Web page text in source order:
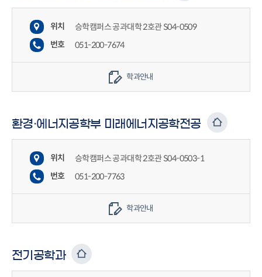
위치
승학캠퍼스 공과대학 2호관 S04-0509
번호
051-200-7674
학과안내
환경·에너지공학부 미래에너지공학전공
위치
승학캠퍼스 공과대학 2호관 S04-0503-1
번호
051-200-7763
학과안내
전기공학과